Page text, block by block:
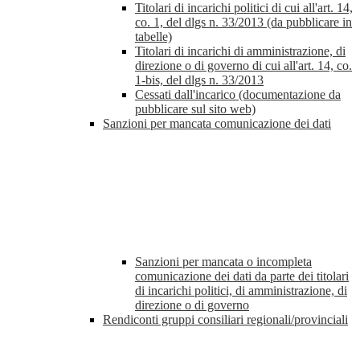
Titolari di incarichi politici di cui all'art. 14,
co. 1, del dlgs n. 33/2013 (da pubblicare in
tabelle)
Titolari di incarichi di amministrazione, di
direzione o di governo di cui all'art. 14, co.
1-bis, del dlgs n. 33/2013
Cessati dall'incarico (documentazione da
pubblicare sul sito web)
Sanzioni per mancata comunicazione dei dati
Sanzioni per mancata o incompleta
comunicazione dei dati da parte dei titolari
di incarichi politici, di amministrazione, di
direzione o di governo
Rendiconti gruppi consiliari regionali/provinciali